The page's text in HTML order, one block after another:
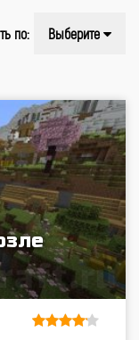
по: Выберите